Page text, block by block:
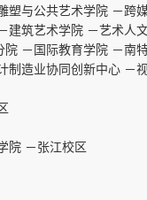
塑与公共艺术学院 －跨
建筑艺术学院 －艺术人
院 －国际教育学院 －南
制造业协同创新中心 －
院 －张江校区